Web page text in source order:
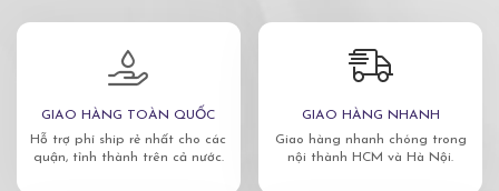
GIAO HÀNG TOÀN QUỐC
Hỗ trợ phí ship rẻ nhất cho các
quận, tỉnh thành trên cả nước.
GIAO HÀNG NHANH
Giao hàng nhanh chóng trong
nội thành HCM và Hà Nội.